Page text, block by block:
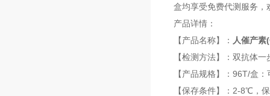
盒均享受免费代测服务，
产品详情：
【产品名称】： 人催产
【检测方法】：双抗体
【产品规格】：96T/盒
【保存条件】：2-8℃，